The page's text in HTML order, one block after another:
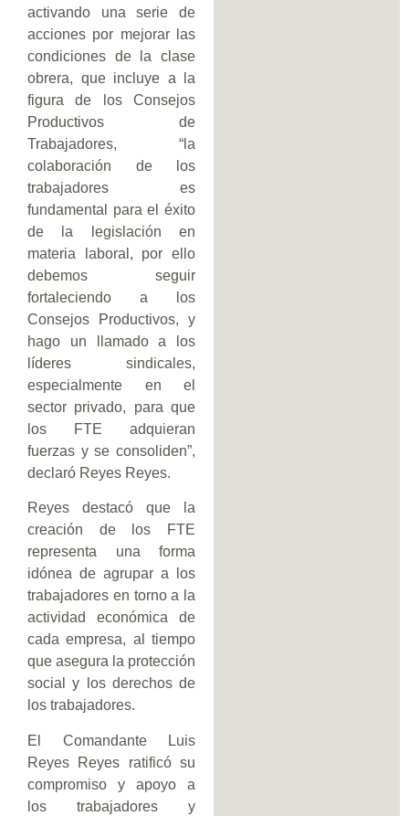
activando una serie de
acciones por mejorar las
condiciones de la clase
obrera, que incluye a la
figura de los Consejos
Productivos de
Trabajadores, “la
colaboración de los
trabajadores es
fundamental para el éxito
de la legislación en
materia laboral, por ello
debemos seguir
fortaleciendo a los
Consejos Productivos, y
hago un llamado a los
líderes sindicales,
especialmente en el
sector privado, para que
los FTE adquieran
fuerzas y se consoliden”,
declaró Reyes Reyes.
Reyes destacó que la
creación de los FTE
representa una forma
idónea de agrupar a los
trabajadores en torno a la
actividad económica de
cada empresa, al tiempo
que asegura la protección
social y los derechos de
los trabajadores.
El Comandante Luis
Reyes Reyes ratificó su
compromiso y apoyo a
los trabajadores y